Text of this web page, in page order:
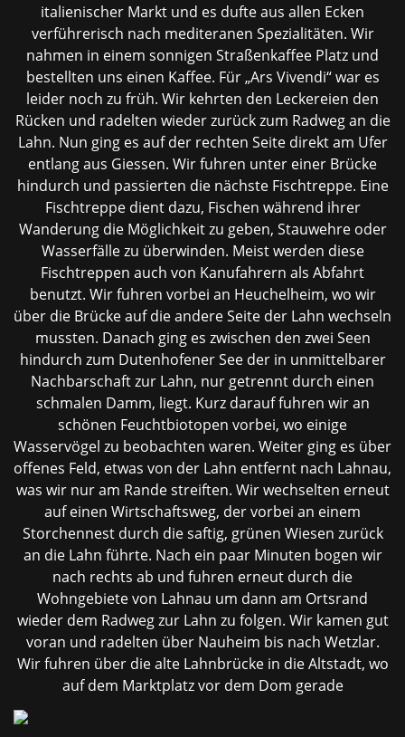
italienischer Markt und es dufte aus allen Ecken
verführerisch nach mediteranen Spezialitäten. Wir
nahmen in einem sonnigen Straßenkaffee Platz und
bestellten uns einen Kaffee. Für „Ars Vivendi“ war es
leider noch zu früh. Wir kehrten den Leckereien den
Rücken und radelten wieder zurück zum Radweg an die
Lahn. Nun ging es auf der rechten Seite direkt am Ufer
entlang aus Giessen. Wir fuhren unter einer Brücke
hindurch und passierten die nächste Fischtreppe. Eine
Fischtreppe dient dazu, Fischen während ihrer
Wanderung die Möglichkeit zu geben, Stauwehre oder
Wasserfälle zu überwinden. Meist werden diese
Fischtreppen auch von Kanufahrern als Abfahrt
benutzt. Wir fuhren vorbei an Heuchelheim, wo wir
über die Brücke auf die andere Seite der Lahn wechseln
mussten. Danach ging es zwischen den zwei Seen
hindurch zum Dutenhofener See der in unmittelbarer
Nachbarschaft zur Lahn, nur getrennt durch einen
schmalen Damm, liegt. Kurz darauf fuhren wir an
schönen Feuchtbiotopen vorbei, wo einige
Wasservögel zu beobachten waren. Weiter ging es über
offenes Feld, etwas von der Lahn entfernt nach Lahnau,
was wir nur am Rande streiften. Wir wechselten erneut
auf einen Wirtschaftsweg, der vorbei an einem
Storchennest durch die saftig, grünen Wiesen zurück
an die Lahn führte. Nach ein paar Minuten bogen wir
nach rechts ab und fuhren erneut durch die
Wohngebiete von Lahnau um dann am Ortsrand
wieder dem Radweg zur Lahn zu folgen. Wir kamen gut
voran und radelten über Nauheim bis nach Wetzlar.
Wir fuhren über die alte Lahnbrücke in die Altstadt, wo
auf dem Marktplatz vor dem Dom gerade